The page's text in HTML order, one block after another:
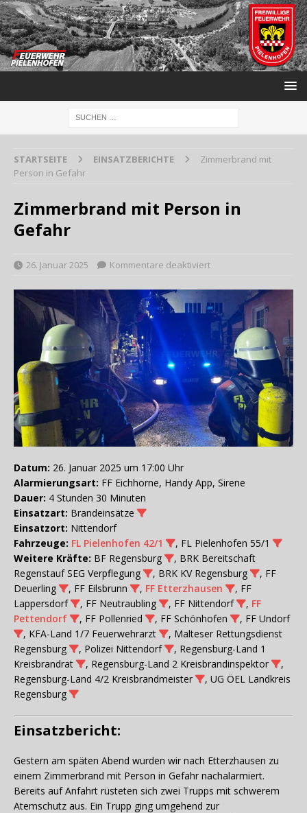
STARTSEITE EINSATZBERICHTE
Zimmerbrand mit
Person in Gefahr
Zimmerbrand mit Person in
Gefahr
26. Januar 2025 Kommentare deaktiviert
Datum: 26. Januar 2025 um 17:00 Uhr
Alarmierungsart: FF Eichhorne, Handy App, Sirene
Dauer: 4 Stunden 30 Minuten
Einsatzart: Brandeinsätze
Einsatzort: Nittendorf
Fahrzeuge: FL Pielenhofen 42/1
, FL Pielenhofen 55/1
Weitere Kräfte: BF Regensburg
, BRK Bereitschaft
Regenstauf SEG Verpflegung
, BRK KV Regensburg
, FF
Deuerling
, FF Eilsbrunn , FF Etterzhausen
, FF
Lappersdorf
, FF Neutraubling , FF Nittendorf , FF
Pettendorf
, FF Pollenried , FF Schönhofen
, FF Undorf
, KFA-Land 1/7 Feuerwehrarzt
, Malteser Rettungsdienst
Regensburg
, Polizei Nittendorf
, Regensburg-Land 1
Kreisbrandrat
, Regensburg-Land 2 Kreisbrandinspektor
,
Regensburg-Land 4/2 Kreisbrandmeister
, UG ÖEL Landkreis
Regensburg
Einsatzbericht:
Gestern am späten Abend wurden wir nach Etterzhausen zu
einem Zimmerbrand mit Person in Gefahr nachalarmiert.
Bereits auf Anfahrt rüsteten sich zwei Trupps mit schwerem
Atemschutz aus. Ein Trupp ging umgehend zur